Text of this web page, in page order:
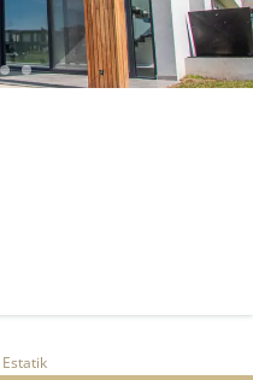
Estatik